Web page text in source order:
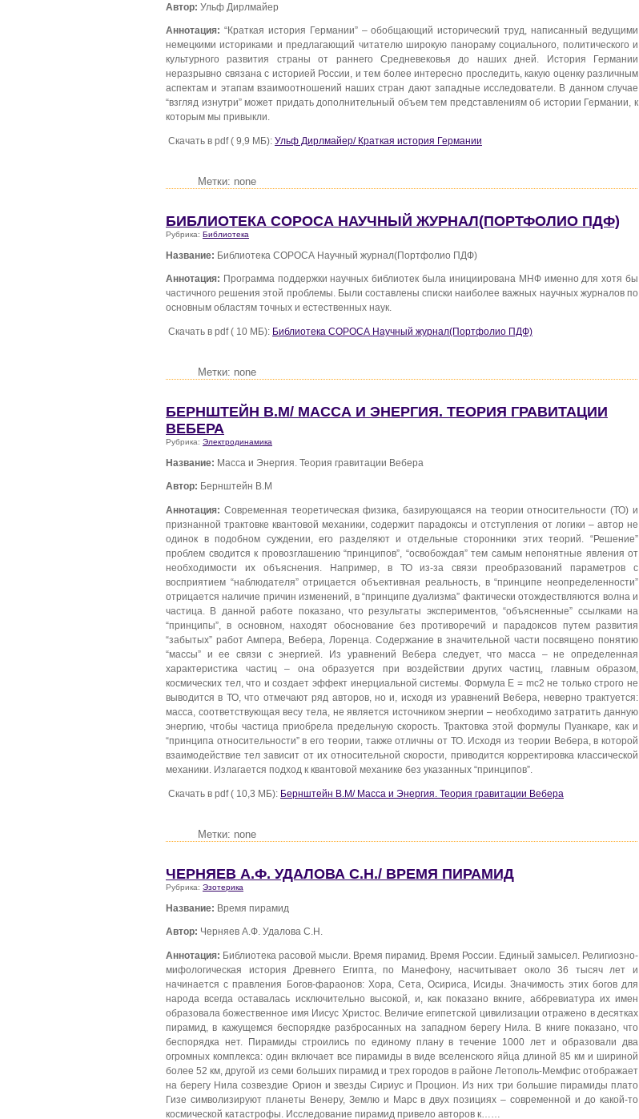
Автор: Ульф Дирлмайер
Аннотация: “Краткая история Германии” – обобщающий исторический труд, написанный ведущими
немецкими историками и предлагающий читателю широкую панораму социального, политического и
культурного развития страны от раннего Средневековья до наших дней. История Германии
неразрывно связана с историей России, и тем более интересно проследить, какую оценку различным
аспектам и этапам взаимоотношений наших стран дают западные исследователи. В данном случае
“взгляд изнутри” может придать дополнительный объем тем представлениям об истории Германии, к
которым мы привыкли.
Скачать в pdf ( 9,9 МБ): Ульф Дирлмайер/ Краткая история Германии
Метки: none
БИБЛИОТЕКА СОРОСА НАУЧНЫЙ ЖУРНАЛ(ПОРТФОЛИО ПДФ)
Рубрика: Библиотека
Название: Библиотека СОРОСА Научный журнал(Портфолио ПДФ)
Аннотация: Программа поддержки научных библиотек была инициирована МНФ именно для хотя бы
частичного решения этой проблемы. Были составлены списки наиболее важных научных журналов по
основным областям точных и естественных наук.
Скачать в pdf ( 10 МБ): Библиотека СОРОСА Научный журнал(Портфолио ПДФ)
Метки: none
БЕРНШТЕЙН В.М/ МАССА И ЭНЕРГИЯ. ТЕОРИЯ ГРАВИТАЦИИ
ВЕБЕРА
Рубрика: Электродинамика
Название: Масса и Энергия. Теория гравитации Вебера
Автор: Бернштейн В.М
Аннотация: Современная теоретическая физика, базирующаяся на теории относительности (ТО) и
признанной трактовке квантовой механики, содержит парадоксы и отступления от логики – автор не
одинок в подобном суждении, его разделяют и отдельные сторонники этих теорий. “Решение”
проблем сводится к провозглашению “принципов”, “освобождая” тем самым непонятные явления от
необходимости их объяснения. Например, в ТО из-за связи преобразований параметров с
восприятием “наблюдателя” отрицается объективная реальность, в “принципе неопределенности”
отрицается наличие причин изменений, в “принципе дуализма” фактически отождествляются волна и
частица. В данной работе показано, что результаты экспериментов, “объясненные” ссылками на
“принципы”, в основном, находят обоснование без противоречий и парадоксов путем развития
“забытых” работ Ампера, Вебера, Лоренца. Содержание в значительной части посвящено понятию
“массы” и ее связи с энергией. Из уравнений Вебера следует, что масса – не определенная
характеристика частиц – она образуется при воздействии других частиц, главным образом,
космических тел, что и создает эффект инерциальной системы. Формула E = mc2 не только строго не
выводится в ТО, что отмечают ряд авторов, но и, исходя из уравнений Вебера, неверно трактуется:
масса, соответствующая весу тела, не является источником энергии – необходимо затратить данную
энергию, чтобы частица приобрела предельную скорость. Трактовка этой формулы Пуанкаре, как и
“принципа относительности” в его теории, также отличны от ТО. Исходя из теории Вебера, в которой
взаимодействие тел зависит от их относительной скорости, приводится корректировка классической
механики. Излагается подход к квантовой механике без указанных “принципов”.
Скачать в pdf ( 10,3 МБ): Бернштейн В.М/ Масса и Энергия. Теория гравитации Вебера
Метки: none
ЧЕРНЯЕВ А.Ф. УДАЛОВА С.Н./ ВРЕМЯ ПИРАМИД
Рубрика: Эзотерика
Название: Время пирамид
Автор: Черняев А.Ф. Удалова С.Н.
Аннотация: Библиотека расовой мысли. Время пирамид. Время России. Единый замысел. Религиозно-
мифологическая история Древнего Египта, по Манефону, насчитывает около 36 тысяч лет и
начинается с правления Богов-фараонов: Хора, Сета, Осириса, Исиды. Значимость этих богов для
народа всегда оставалась исключительно высокой, и, как показано вкниге, аббревиатура их имен
образовала божественное имя Иисус Христос. Величие египетской цивилизации отражено в десятках
пирамид, в кажущемся беспорядке разбросанных на западном берегу Нила. В книге показано, что
беспорядка нет. Пирамиды строились по единому плану в течение 1000 лет и образовали два
огромных комплекса: один включает все пирамиды в виде вселенского яйца длиной 85 км и шириной
более 52 км, другой из семи больших пирамид и трех городов в районе Летополь-Мемфис отображает
на берегу Нила созвездие Орион и звезды Сириус и Процион. Из них три большие пирамиды плато
Гизе символизируют планеты Венеру, Землю и Марс в двух позициях – современной и до какой-то
космической катастрофы. Исследование пирамид привело авторов к……